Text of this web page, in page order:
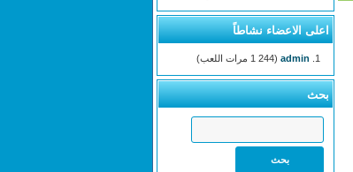
اعلى الاعضاء نشاطاً
admin (1 244 مرات اللعب)
بحث